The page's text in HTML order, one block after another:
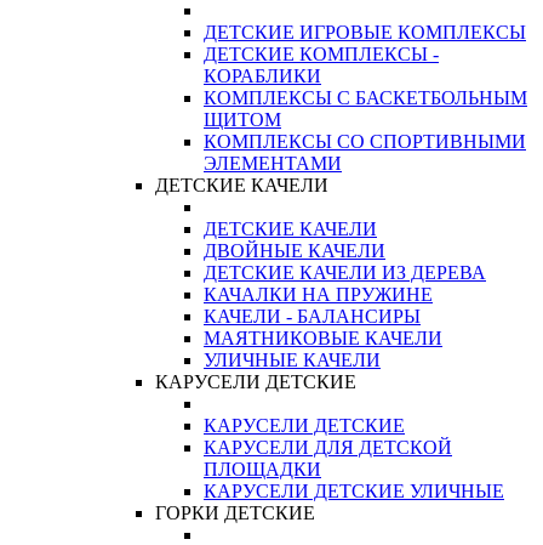
ДЕТСКИЕ ИГРОВЫЕ КОМПЛЕКСЫ
ДЕТСКИЕ КОМПЛЕКСЫ -
КОРАБЛИКИ
КОМПЛЕКСЫ С БАСКЕТБОЛЬНЫМ
ЩИТОМ
КОМПЛЕКСЫ СО СПОРТИВНЫМИ
ЭЛЕМЕНТАМИ
ДЕТСКИЕ КАЧЕЛИ
ДЕТСКИЕ КАЧЕЛИ
ДВОЙНЫЕ КАЧЕЛИ
ДЕТСКИЕ КАЧЕЛИ ИЗ ДЕРЕВА
КАЧАЛКИ НА ПРУЖИНЕ
КАЧЕЛИ - БАЛАНСИРЫ
МАЯТНИКОВЫЕ КАЧЕЛИ
УЛИЧНЫЕ КАЧЕЛИ
КАРУСЕЛИ ДЕТСКИЕ
КАРУСЕЛИ ДЕТСКИЕ
КАРУСЕЛИ ДЛЯ ДЕТСКОЙ
ПЛОЩАДКИ
КАРУСЕЛИ ДЕТСКИЕ УЛИЧНЫЕ
ГОРКИ ДЕТСКИЕ